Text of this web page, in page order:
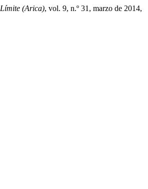
Límite (Arica), vol. 9, n.º 31, marzo de 2014,